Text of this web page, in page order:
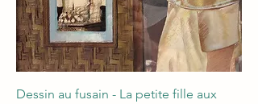
Dessin au fusain - La petite fille aux